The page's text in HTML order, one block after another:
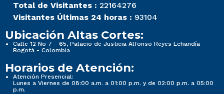
Total de Visitantes : 22164276
Visitantes Últimas 24 horas : 93104
Ubicación Altas Cortes:
Calle 12 No 7 - 65, Palacio de Justicia Alfonso Reyes Echandía
Bogotá - Colombia
Horarios de Atención:
Atención Presencial:
Lunes a Viernes de 08:00 a.m. a 01:00 p.m. y de 02:00 p.m. a 05:00
p.m.